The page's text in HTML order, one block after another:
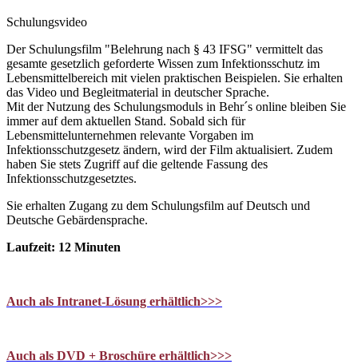
Schulungsvideo
Der Schulungsfilm "Belehrung nach § 43 IFSG" vermittelt das
gesamte gesetzlich geforderte Wissen zum Infektionsschutz im
Lebensmittelbereich mit vielen praktischen Beispielen. Sie erhalten
das Video und Begleitmaterial in deutscher Sprache.
Mit der Nutzung des Schulungsmoduls in Behr´s online bleiben Sie
immer auf dem aktuellen Stand. Sobald sich für
Lebensmittelunternehmen relevante Vorgaben im
Infektionsschutzgesetz ändern, wird der Film aktualisiert. Zudem
haben Sie stets Zugriff auf die geltende Fassung des
Infektionsschutzgesetztes.
Sie erhalten Zugang zu dem Schulungsfilm auf Deutsch und
Deutsche Gebärdensprache.
Laufzeit: 12 Minuten
Auch als Intranet-Lösung erhältlich>>>
Auch als DVD + Broschüre erhältlich>>>